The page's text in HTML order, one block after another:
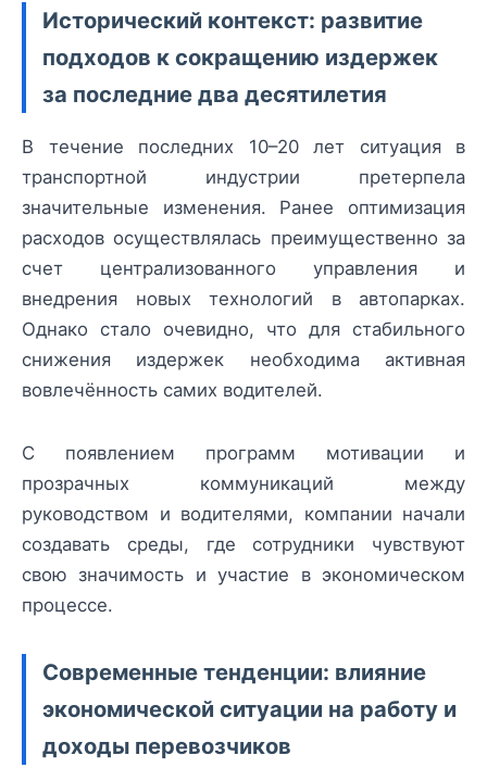
Исторический контекст: развитие
подходов к сокращению издержек
за последние два десятилетия
В течение последних 10–20 лет ситуация в
транспортной индустрии претерпела
значительные изменения. Ранее оптимизация
расходов осуществлялась преимущественно за
счет централизованного управления и
внедрения новых технологий в автопарках.
Однако стало очевидно, что для стабильного
снижения издержек необходима активная
вовлечённость самих водителей.
С появлением программ мотивации и
прозрачных коммуникаций между
руководством и водителями, компании начали
создавать среды, где сотрудники чувствуют
свою значимость и участие в экономическом
процессе.
Современные тенденции: влияние
экономической ситуации на работу и
доходы перевозчиков